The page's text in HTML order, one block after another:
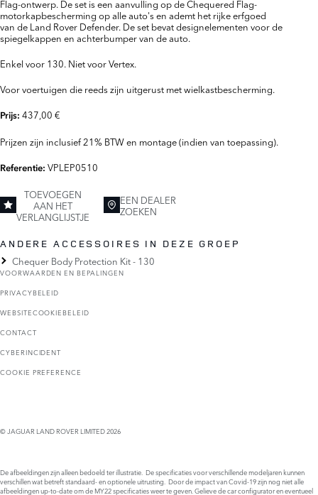
Flag-ontwerp. De set is een aanvulling op de Chequered Flag-
motorkapbescherming op alle auto's en ademt het rijke erfgoed
van de Land Rover Defender. De set bevat designelementen voor de
spiegelkappen en achterbumper van de auto.
Enkel voor 130. Niet voor Vertex.
Voor voertuigen die reeds zijn uitgerust met wielkastbescherming.
Prijs: 437,00 €
Prijzen zijn inclusief 21% BTW en montage (indien van toepassing).
Referentie: VPLEP0510
TOEVOEGEN
AAN HET
VERLANGLIJSTJE
EEN DEALER
ZOEKEN
ANDERE ACCESSOIRES IN DEZE GROEP
Chequer Body Protection Kit - 130
VOORWAARDEN EN BEPALINGEN
PRIVACYBELEID
WEBSITECOOKIEBELEID
CONTACT
CYBERINCIDENT
COOKIE PREFERENCE
© JAGUAR LAND ROVER LIMITED 2026
De afbeeldingen zijn alleen bedoeld ter illustratie. De specificaties voor verschillende modeljaren kunnen
verschillen wat betreft standaard- en optionele uitrusting. Door de impact van Covid-19 zijn nog niet alle
afbeeldingen up-to-date om de MY22 specificaties weer te geven. Gelieve de car configurator en eventueel